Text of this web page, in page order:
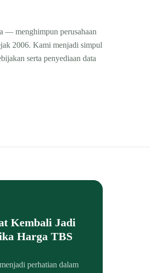
— menghimpun perusahaan
2006. Kami menjadi simpul
serta penyediaan data
Kembali Jadi
Harga TBS
perhatian dalam